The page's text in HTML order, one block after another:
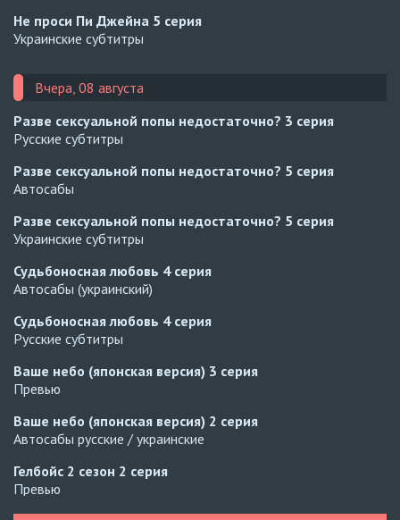
Не проси Пи Джейна 5 серия
Украинские субтитры
Вчера, 08 августа
Разве сексуальной попы недостаточно? 3 серия
Русские субтитры
Разве сексуальной попы недостаточно? 5 серия
Автосабы
Разве сексуальной попы недостаточно? 5 серия
Украинские субтитры
Судьбоносная любовь 4 серия
Автосабы (украинский)
Судьбоносная любовь 4 серия
Русские субтитры
Ваше небо (японская версия) 3 серия
Превью
Ваше небо (японская версия) 2 серия
Автосабы русские / украинские
Гелбойс 2 сезон 2 серия
Превью